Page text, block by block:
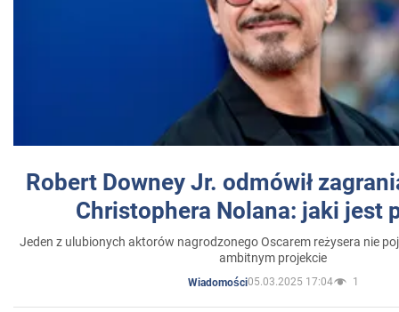
Robert Downey Jr. odmówił
Christophera Nolana: jaki jest
Jeden z ulubionych aktorów nagrodzonego Oscarem reżysera nie
ambitnym projekcie
Wiadomości05.03.2025 17:04 1